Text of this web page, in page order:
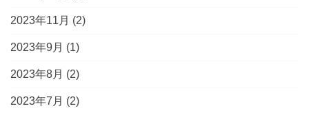
2023年11月 (2)
2023年9月 (1)
2023年8月 (2)
2023年7月 (2)